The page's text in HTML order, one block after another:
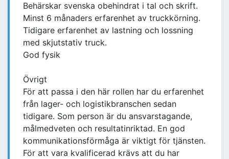
Behärskar svenska obehindrat i tal och skrift.
Minst 6 månaders erfarenhet av truckkörning.
Tidigare erfarenhet av lastning och lossning
med skjutstativ truck.
God fysik
Övrigt
För att passa i den här rollen har du erfarenhet
från lager- och logistikbranschen sedan
tidigare. Som person är du ansvarstagande,
målmedveten och resultatinriktad. En god
kommunikationsförmåga är viktigt för tjänsten.
För att vara kvalificerad krävs att du har